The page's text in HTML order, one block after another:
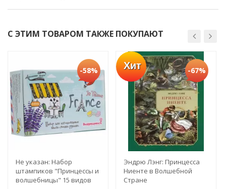
С ЭТИМ ТОВАРОМ ТАКЖЕ ПОКУПАЮТ
-58%
Не указан: Набор
штампиков "Принцессы и
волшебницы" 15 видов
Хит -67%
Эндрю Лэнг: Принцесса
Ниенте в Волшебной
Стране